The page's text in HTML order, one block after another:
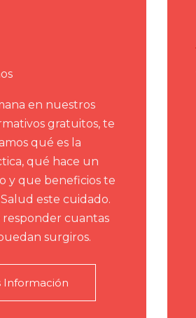
en nuestros
gratuitos, te
qué es la
qué hace un
y que beneficios te
este cuidado.
responder cuantas
surgiros.
Información